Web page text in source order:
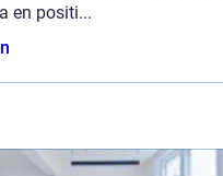
en positi...